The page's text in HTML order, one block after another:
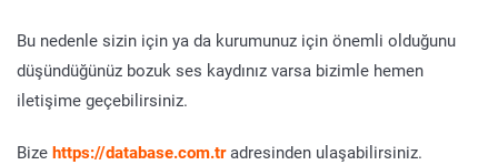
Bu nedenle sizin için ya da kurumunuz için önemli olduğunu
düşündüğünüz bozuk ses kaydınız varsa bizimle hemen
iletişime geçebilirsiniz.
Bize https://database.com.tradresinden ulaşabilirsiniz.